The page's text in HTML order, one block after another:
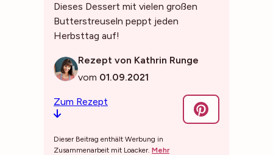
Dieses Dessert mit vielen großen
Butterstreuseln peppt jeden
Herbsttag auf!
Rezept von Kathrin Runge
vom 01.09.2021
Zum Rezept
Dieser Beitrag enthält Werbung in
Zusammenarbeit mit Loacker. Mehr